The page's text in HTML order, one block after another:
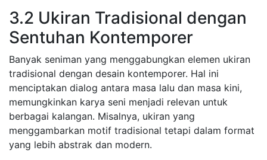
3.2 Ukiran Tradisional dengan
Sentuhan Kontemporer
Banyak seniman yang menggabungkan elemen ukiran
tradisional dengan desain kontemporer. Hal ini
menciptakan dialog antara masa lalu dan masa kini,
memungkinkan karya seni menjadi relevan untuk
berbagai kalangan. Misalnya, ukiran yang
menggambarkan motif tradisional tetapi dalam format
yang lebih abstrak dan modern.